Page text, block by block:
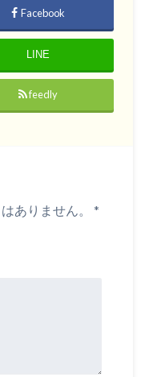
Facebook
LINE
feedly
ありません。
*